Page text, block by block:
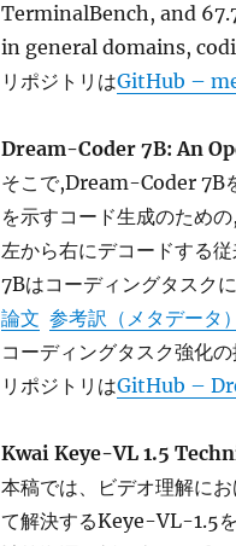
TerminalBench, and
in general domains,
リポジトリはGitHub –
Dream-Coder 7B: An
そこで,Dream-Coder 7B
を示すコード生成のため
左から右にデコードする
7Bはコーディングタスク
論文 参考訳（メタデータ）
コーディングタスク強化
リポジトリはGitHub –
Kwai Keye-VL 1.5
本稿では、ビデオ理解に
て解決するKeye-VL-1.5